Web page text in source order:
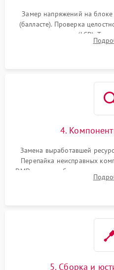
Замер напряжений на
(балласте). Проверка
или поляризаторов (LCD).
температуры и оптопар
4.
Замена выработавшей
Перепайка неисправных
DMD-чипа при битых
колеса или восстановление
5. Сборка и